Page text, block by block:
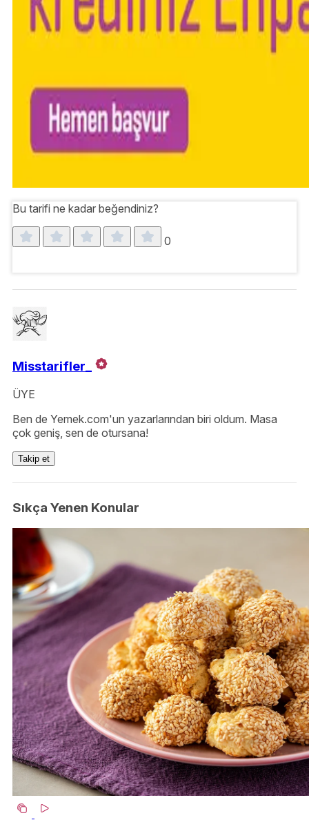
Bu tarifi ne kadar beğendiniz?
0
Misstarifler_
ÜYE
Ben de Yemek.com'un yazarlarından biri oldum. Masa
çok geniş, sen de otursana!
Takip et
Sıkça Yenen Konular